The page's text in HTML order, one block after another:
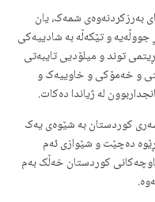
بەرزکردنەوەی شمەک، یان
و تێکەڵە بە شادییەکی
توند و میلۆدیی تایبەتی
و خەمۆکی و خاوییەک و
لە ژیاندا دەکات.
کوردستان بە شێوەی یەک
دەچێت و شێوازی ئەم
کوردستان خەڵک بەم